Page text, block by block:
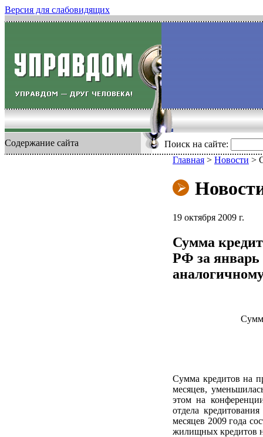
Версия для слабовидящих
Содержание сайта Поиск на сайте:
Главная > Новости >
19 октября 2009 г.
Сумма
РФ за январь
Сумма кредитов на
месяцев,
этом на
отдела
месяцев 2009 года
жилищных кредитов